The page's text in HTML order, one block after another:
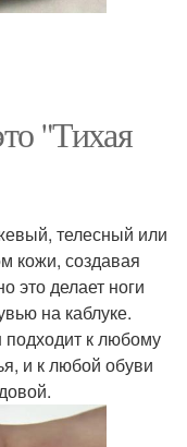
"Тихая
телесный или
кожи, создавая
это делает ноги
на каблуке.
к любому
и к любой обуви